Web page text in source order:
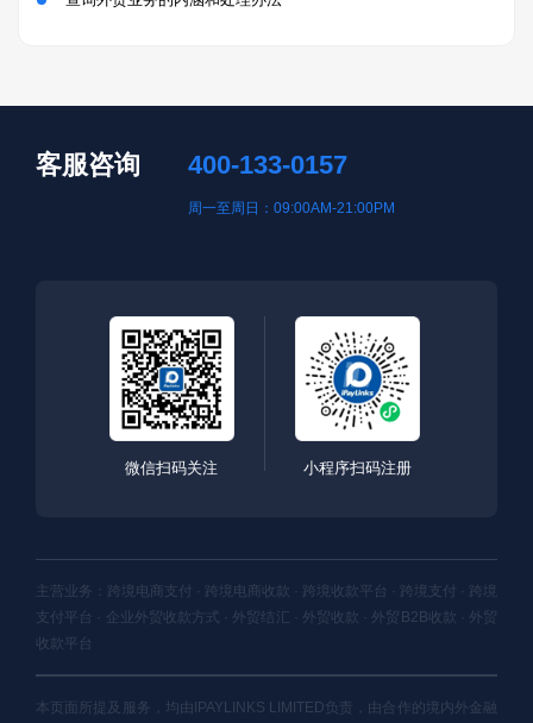
客服咨询 400-133-0157
周一至周日：09:00AM-21:00PM
微信扫码关注 小程序扫码注册
主营业务：跨境电商支付 · 跨境电商收款 · 跨境收款平台 · 跨境支付 · 跨境
支付平台 · 企业外贸收款方式 · 外贸结汇 · 外贸收款 · 外贸B2B收款 · 外贸
收款平台
本页面所提及服务，均由IPAYLINKS LIMITED负责，由合作的境内外金融